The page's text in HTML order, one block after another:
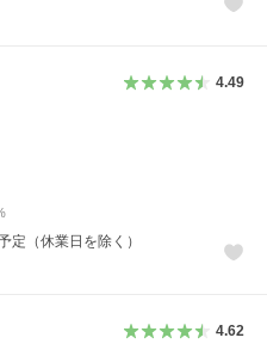
4.49
定（休業日を除く）
4.62